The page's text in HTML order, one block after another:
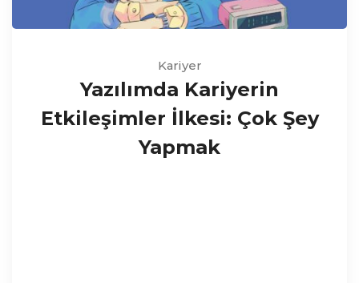
Kariyer
Yazılımda Kariyerin
Etkileşimler İlkesi: Çok Şey
Yapmak